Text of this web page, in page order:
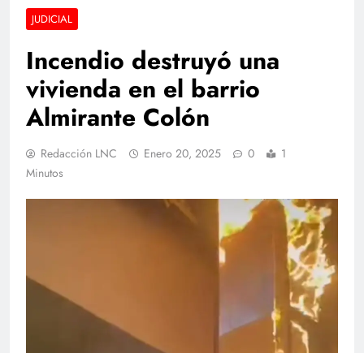
JUDICIAL
Incendio destruyó una
vivienda en el barrio
Almirante Colón
Redacción LNC Enero 20, 2025 0
1
Minutos